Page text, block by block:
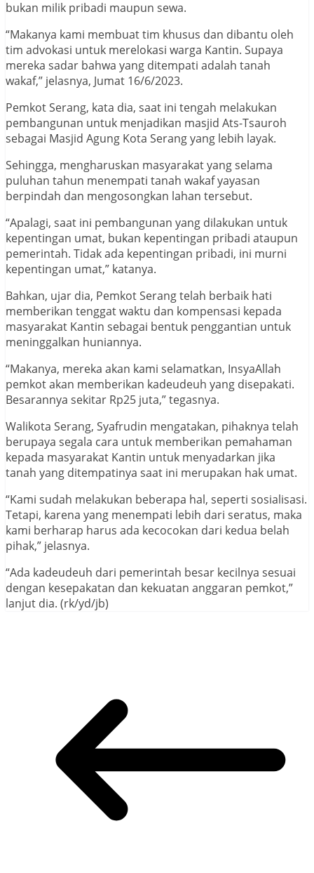
bukan milik pribadi maupun sewa.
“Makanya kami membuat tim khusus dan dibantu oleh
tim advokasi untuk merelokasi warga Kantin. Supaya
mereka sadar bahwa yang ditempati adalah tanah
wakaf,” jelasnya, Jumat 16/6/2023.
Pemkot Serang, kata dia, saat ini tengah melakukan
pembangunan untuk menjadikan masjid Ats-Tsauroh
sebagai Masjid Agung Kota Serang yang lebih layak.
Sehingga, mengharuskan masyarakat yang selama
puluhan tahun menempati tanah wakaf yayasan
berpindah dan mengosongkan lahan tersebut.
“Apalagi, saat ini pembangunan yang dilakukan untuk
kepentingan umat, bukan kepentingan pribadi ataupun
pemerintah. Tidak ada kepentingan pribadi, ini murni
kepentingan umat,” katanya.
Bahkan, ujar dia, Pemkot Serang telah berbaik hati
memberikan tenggat waktu dan kompensasi kepada
masyarakat Kantin sebagai bentuk penggantian untuk
meninggalkan huniannya.
“Makanya, mereka akan kami selamatkan, InsyaAllah
pemkot akan memberikan kadeudeuh yang disepakati.
Besarannya sekitar Rp25 juta,” tegasnya.
Walikota Serang, Syafrudin mengatakan, pihaknya telah
berupaya segala cara untuk memberikan pemahaman
kepada masyarakat Kantin untuk menyadarkan jika
tanah yang ditempatinya saat ini merupakan hak umat.
“Kami sudah melakukan beberapa hal, seperti sosialisasi.
Tetapi, karena yang menempati lebih dari seratus, maka
kami berharap harus ada kecocokan dari kedua belah
pihak,” jelasnya.
“Ada kadeudeuh dari pemerintah besar kecilnya sesuai
dengan kesepakatan dan kekuatan anggaran pemkot,”
lanjut dia. (rk/yd/jb)